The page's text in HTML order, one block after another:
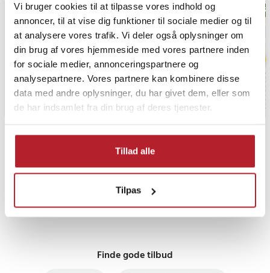
Vi bruger cookies til at tilpasse vores indhold og
annoncer, til at vise dig funktioner til sociale medier og til
at analysere vores trafik. Vi deler også oplysninger om
din brug af vores hjemmeside med vores partnere inden
for sociale medier, annonceringspartnere og
analysepartnere. Vores partnere kan kombinere disse
data med andre oplysninger, du har givet dem, eller som
de har indsamlet fra din brug af deres tjenester.
Tillad alle
Tilpas
BESTSELLERE
Finde gode tilbud